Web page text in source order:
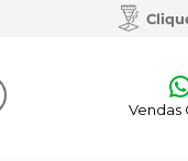
Vendas